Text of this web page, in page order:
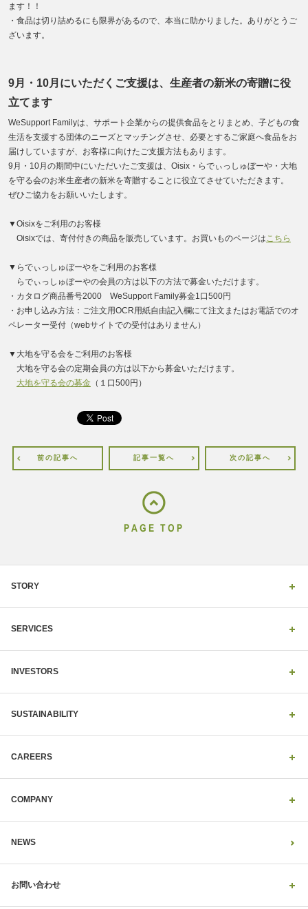
ます！！
・食品は切り詰めるにも限界があるので、本当に助かりました。ありがとうご
ざいます。
9月・10月にいただくご支援は、生産者の新米の寄贈に役
立てます
WeSupport Familyは、サポート企業からの提供食品をとりまとめ、子どもの食
生活を支援する団体のニーズとマッチングさせ、必要とするご家庭へ食品をお
届けしていますが、お客様に向けたご支援方法もあります。
9月・10月の期間中にいただいたご支援は、Oisix・らでぃっしゅぼーや・大地
を守る会のお米生産者の新米を寄贈することに役立てさせていただきます。
ぜひご協力をお願いいたします。
▼Oisixをご利用のお客様
Oisixでは、寄付付きの商品を販売しています。お買いものページは こちら
▼らでぃっしゅぼーやをご利用のお客様
らでぃっしゅぼーやの会員の方は以下の方法で募金いただけます。
・カタログ商品番号2000 WeSupport Family募金1口500円
・お申し込み方法：ご注文用OCR用紙自由記入欄にて注文またはお電話でのオ
ペレーター受付（webサイトでの受付はありません）
▼大地を守る会をご利用のお客様
大地を守る会の定期会員の方は以下から募金いただけます。
大地を守る会の募金 （１口500円）
前の記事へ 記事一覧へ 次の記事へ
PAGE TOP
STORY
SERVICES
INVESTORS
SUSTAINABILITY
CAREERS
COMPANY
NEWS
お問い合わせ